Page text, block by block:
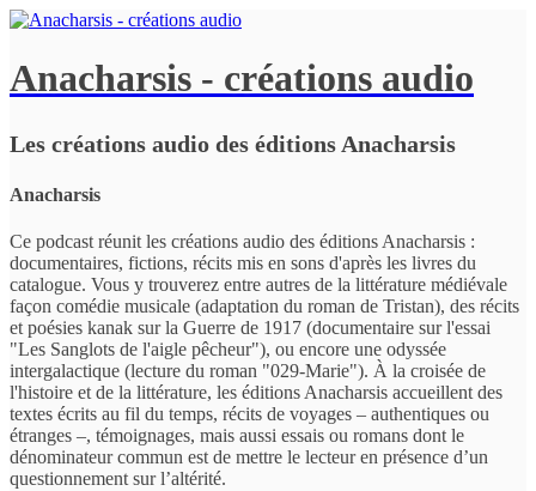
Anacharsis - créations audio
Les créations audio des éditions Anacharsis
Anacharsis
Ce podcast réunit les créations audio des éditions Anacharsis :
documentaires, fictions, récits mis en sons d'après les livres du
catalogue. Vous y trouverez entre autres de la littérature médiévale
façon comédie musicale (adaptation du roman de Tristan), des récits
et poésies kanak sur la Guerre de 1917 (documentaire sur l'essai
"Les Sanglots de l'aigle pêcheur"), ou encore une odyssée
intergalactique (lecture du roman "029-Marie"). À la croisée de
l'histoire et de la littérature, les éditions Anacharsis accueillent des
textes écrits au fil du temps, récits de voyages – authentiques ou
étranges –, témoignages, mais aussi essais ou romans dont le
dénominateur commun est de mettre le lecteur en présence d’un
questionnement sur l’altérité.